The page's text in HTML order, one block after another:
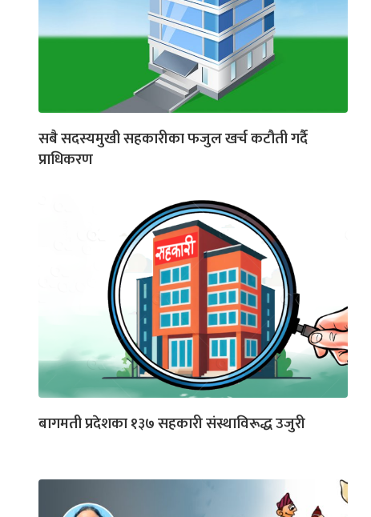
सबै सदस्यमुखी सहकारीका फजुल खर्च कटौती गर्दै
प्राधिकरण
बागमती प्रदेशका १३७ सहकारी संस्थाविरूद्ध उजुरी